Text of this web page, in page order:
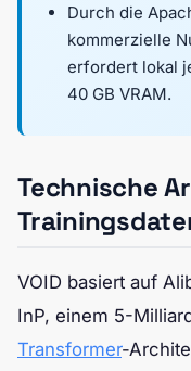
Durch die
kommerzielle
erfordert lokal
40 GB VRAM.
Technische
VOID basiert auf
InP, einem 5-
Transformer-